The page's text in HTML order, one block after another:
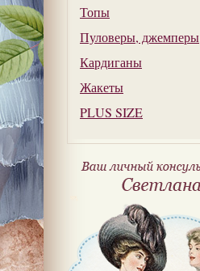
Топы
Пуловеры, джемперы
Кардиганы
Жакеты
PLUS SIZE